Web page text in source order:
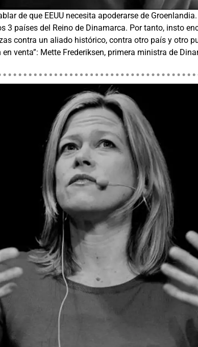
de que EEUU necesita apoderarse de
3 países del Reino de Dinamarca. Por tanto, insto
contra un aliado histórico, contra otro país y otro
venta”: Mette Frederiksen, primera ministra de